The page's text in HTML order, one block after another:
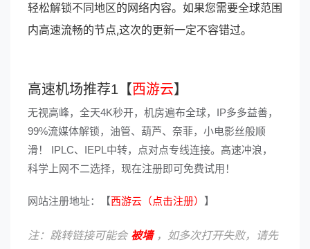
轻松解锁不同地区的网络内容。如果您需要全球范围
内高速流畅的节点,这次的更新一定不容错过。
高速机场推荐1【西游云】
无视高峰，全天4K秒开，机房遍布全球，IP多多益善，
99%流媒体解锁，油管、葫芦、奈菲，小电影丝般顺
滑！ IPLC、IEPL中转，点对点专线连接。高速冲浪，
科学上网不二选择，现在注册即可免费试用！
网站注册地址：【西游云（点击注册） 】
注：跳转链接可能会 被墙，如多次打开失败，请先